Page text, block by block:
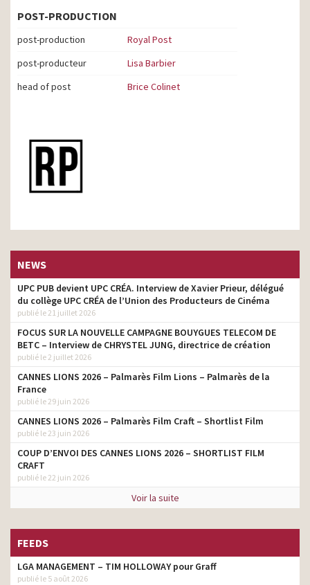
POST-PRODUCTION
post-production
Royal Post
post-producteur
Lisa Barbier
head of post
Brice Colinet
NEWS
UPC PUB devient UPC CRÉA. Interview de Xavier Prieur, délégué
du collège UPC CRÉA de l’Union des Producteurs de Cinéma
publié le 21 juillet 2026
FOCUS SUR LA NOUVELLE CAMPAGNE BOUYGUES TELECOM DE
BETC – Interview de CHRYSTEL JUNG, directrice de création
publié le 2 juillet 2026
CANNES LIONS 2026 – Palmarès Film Lions – Palmarès de la
France
publié le 29 juin 2026
CANNES LIONS 2026 – Palmarès Film Craft – Shortlist Film
publié le 23 juin 2026
COUP D’ENVOI DES CANNES LIONS 2026 – SHORTLIST FILM
CRAFT
publié le 22 juin 2026
Voir la suite
FEEDS
LGA MANAGEMENT – TIM HOLLOWAY pour Graff
publié le 5 août 2026